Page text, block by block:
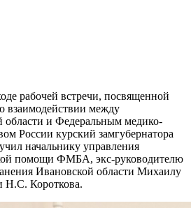
рабочей встречи, посвященной
взаимодействии между
области и Федеральным медико-
России курский замгубернатора
начальнику управления
помощи ФМБА, экс-руководителю
Ивановской области Михаилу
Н.С. Короткова.